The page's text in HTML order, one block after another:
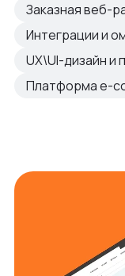
Заказная веб-
Интеграции и
UX\UI-дизайн и
Платформа e-